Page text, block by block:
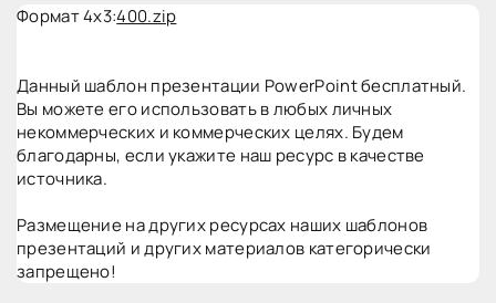
Формат 4x3:400.zip
Данный шаблон презентации PowerPoint бесплатный.
Вы можете его использовать в любых личных
некоммерческих и коммерческих целях. Будем
благодарны, если укажите наш ресурс в качестве
источника.
Размещение на других ресурсах наших шаблонов
презентаций и других материалов категорически
запрещено!